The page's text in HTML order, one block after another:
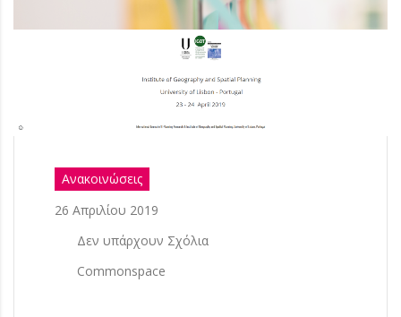
Ανακοινώσεις
26 Απριλίου 2019
Δεν υπάρχουν Σχόλια
Commonspace